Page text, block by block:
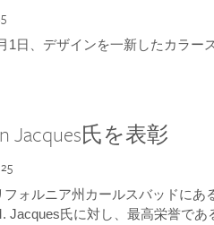
1日、デザインを一新したカラー
Jacques氏を表彰
フォルニア州カールスバッドに
Jacques氏に対し、最高栄誉であ